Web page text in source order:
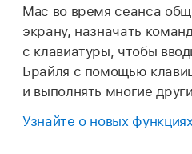
Mac во время сеанса
экрану, назначать
с клавиатуры, чтобы
Брайля с помощью
и выполнять многие
Узнайте о новых